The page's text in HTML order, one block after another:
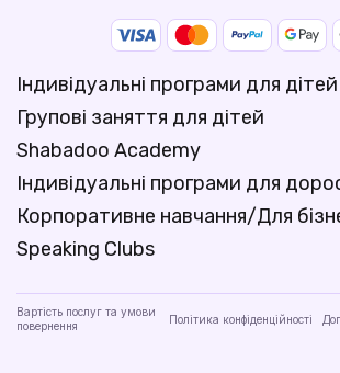
Індивідуальні програми для дітей
Групові заняття для дітей
Shabadoo Academy
Індивідуальні програми для
Корпоративне навчання/Для
Speaking Clubs
Вартість послуг та умови
повернення
Політика конфіденційності